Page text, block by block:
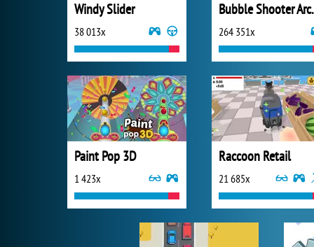
Windy Slider
38 013x 264 351x
Paint Pop 3D
1 423x
Raccoon Retail
21 685x